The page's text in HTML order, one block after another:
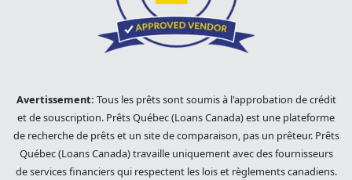
Avertissement: Tous les prêts sont soumis à l'approbation de crédit
et de souscription. Prêts Québec (Loans Canada) est une plateforme
de recherche de prêts et un site de comparaison, pas un prêteur. Prêts
Québec (Loans Canada) travaille uniquement avec des fournisseurs
de services financiers qui respectent les lois et règlements canadiens.